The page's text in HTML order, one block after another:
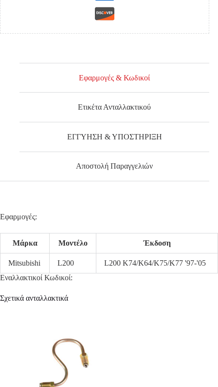
Εφαρμογές & Κωδικοί
Ετικέτα Ανταλλακτικού
ΕΓΓΥΗΣΗ & ΥΠΟΣΤΗΡΙΞΗ
Αποστολή Παραγγελιών
Εφαρμογές:
Μάρκα Μοντέλο Έκδοση
Mitsubishi L200
L200 K74/K64/K75/K77 '97-'05
Εναλλακτικοί Κωδικοί:
Σχετικά ανταλλακτικά